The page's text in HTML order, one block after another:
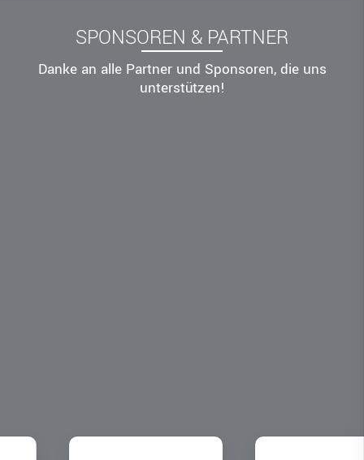
SPONSOREN & PARTNER
Danke an alle Partner und Sponsoren, die uns
unterstützen!